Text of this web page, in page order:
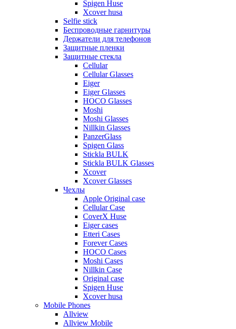
Spigen Huse
Xcover husa
Selfie stick
Беспроводные гарнитуры
Держатели для телефонов
Защитные пленки
Защитные стекла
Cellular
Cellular Glasses
Eiger
Eiger Glasses
HOCO Glasses
Moshi
Moshi Glasses
Nillkin Glasses
PanzerGlass
Spigen Glass
Stickla BULK
Stickla BULK Glasses
Xcover
Xcover Glasses
Чехлы
Apple Original case
Cellular Case
CoverX Huse
Eiger cases
Etteri Cases
Forever Cases
HOCO Cases
Moshi Cases
Nillkin Case
Original case
Spigen Huse
Xcover husa
Mobile Phones
Allview
Allview Mobile